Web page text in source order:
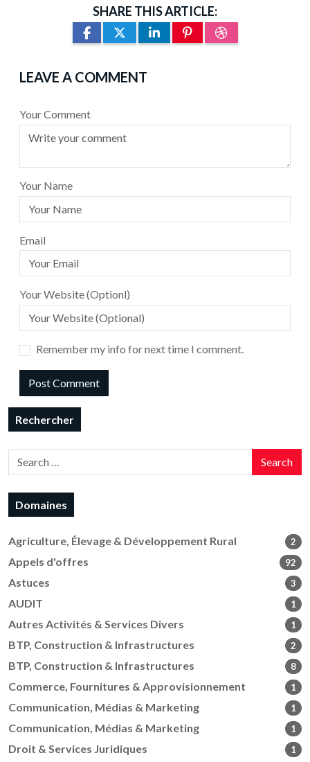
SHARE THIS ARTICLE:
LEAVE A COMMENT
Your Comment
Your Name
Email
Your Website (Optionl)
Remember my info for next time I comment.
Rechercher
Search
Domaines
Agriculture, Élevage & Développement Rural 2
Appels d'offres 92
Astuces 3
AUDIT 1
Autres Activités & Services Divers 1
BTP, Construction & Infrastructures 2
BTP, Construction & Infrastructures 8
Commerce, Fournitures & Approvisionnement 1
Communication, Médias & Marketing 1
Communication, Médias & Marketing 1
Droit & Services Juridiques 1